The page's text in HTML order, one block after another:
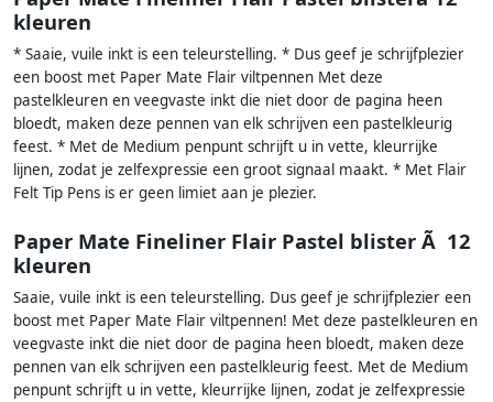
kleuren
* Saaie, vuile inkt is een teleurstelling. * Dus geef je schrijfplezier
een boost met Paper Mate Flair viltpennen Met deze
pastelkleuren en veegvaste inkt die niet door de pagina heen
bloedt, maken deze pennen van elk schrijven een pastelkleurig
feest. * Met de Medium penpunt schrijft u in vette, kleurrijke
lijnen, zodat je zelfexpressie een groot signaal maakt. * Met Flair
Felt Tip Pens is er geen limiet aan je plezier.
Paper Mate Fineliner Flair Pastel blister Ã 12
kleuren
Saaie, vuile inkt is een teleurstelling. Dus geef je schrijfplezier een
boost met Paper Mate Flair viltpennen! Met deze pastelkleuren en
veegvaste inkt die niet door de pagina heen bloedt, maken deze
pennen van elk schrijven een pastelkleurig feest. Met de Medium
penpunt schrijft u in vette, kleurrijke lijnen, zodat je zelfexpressie